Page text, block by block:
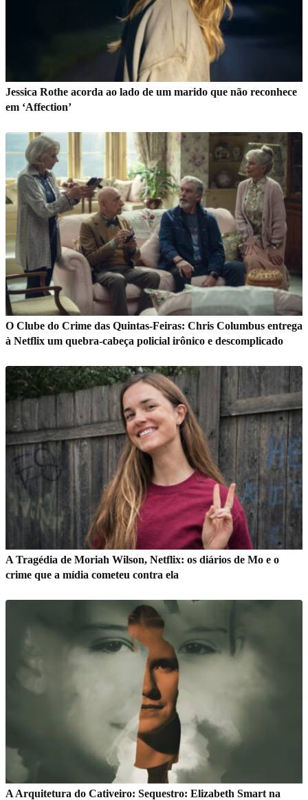
Jessica Rothe acorda ao lado de um marido que não reconhece
em ‘Affection’
O Clube do Crime das Quintas-Feiras: Chris Columbus entrega
à Netflix um quebra-cabeça policial irônico e descomplicado
A Tragédia de Moriah Wilson, Netflix: os diários de Mo e o
crime que a mídia cometeu contra ela
A Arquitetura do Cativeiro: Sequestro: Elizabeth Smart na